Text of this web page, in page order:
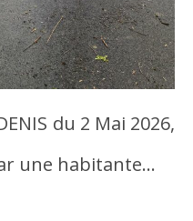
du 2 Mai 2026,
une habitante…